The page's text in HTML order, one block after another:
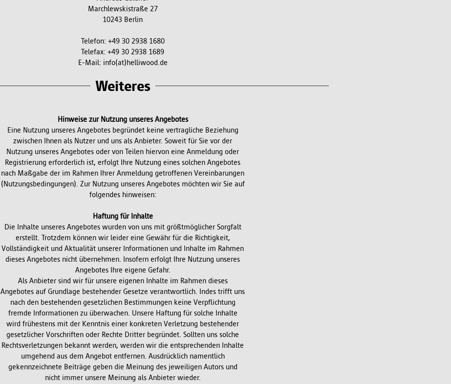
Marchlewskistraße 27
10243 Berlin
Telefon: +49 30 2938 1680
Telefax: +49 30 2938 1689
E-Mail: info(at)helliwood.de
Weiteres
Hinweise zur Nutzung unseres Angebotes
Eine Nutzung unseres Angebotes begründet keine vertragliche Beziehung
zwischen Ihnen als Nutzer und uns als Anbieter. Soweit für Sie vor der
Nutzung unseres Angebotes oder von Teilen hiervon eine Anmeldung oder
Registrierung erforderlich ist, erfolgt Ihre Nutzung eines solchen Angebotes
nach Maßgabe der im Rahmen Ihrer Anmeldung getroffenen Vereinbarungen
(Nutzungsbedingungen). Zur Nutzung unseres Angebotes möchten wir Sie auf
folgendes hinweisen:
Haftung für Inhalte
Die Inhalte unseres Angebotes wurden von uns mit größtmöglicher Sorgfalt
erstellt. Trotzdem können wir leider eine Gewähr für die Richtigkeit,
Vollständigkeit und Aktualität unserer Informationen und Inhalte im Rahmen
dieses Angebotes nicht übernehmen. Insofern erfolgt Ihre Nutzung unseres
Angebotes Ihre eigene Gefahr.
Als Anbieter sind wir für unsere eigenen Inhalte im Rahmen dieses
Angebotes auf Grundlage bestehender Gesetze verantwortlich. Indes trifft uns
nach den bestehenden gesetzlichen Bestimmungen keine Verpflichtung
fremde Informationen zu überwachen. Unsere Haftung für solche Inhalte
wird frühestens mit der Kenntnis einer konkreten Verletzung bestehender
gesetzlicher Vorschriften oder Rechte Dritter begründet. Sollten uns solche
Rechtsverletzungen bekannt werden, werden wir die entsprechenden Inhalte
umgehend aus dem Angebot entfernen. Ausdrücklich namentlich
gekennzeichnete Beiträge geben die Meinung des jeweiligen Autors und
nicht immer unsere Meinung als Anbieter wieder.